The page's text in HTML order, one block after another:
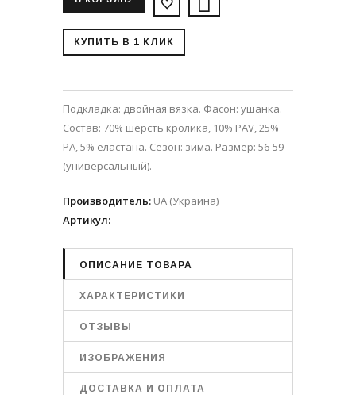
КУПИТЬ В 1 КЛИК
Подкладка: двойная вязка. Фасон: ушанка.
Состав: 70% шерсть кролика, 10% PAV, 25%
PA, 5% еластана. Сезон: зима. Размер: 56-59
(универсальный).
Производитель: UA (Украина)
Артикул:
ОПИСАНИЕ ТОВАРА
ХАРАКТЕРИСТИКИ
ОТЗЫВЫ
ИЗОБРАЖЕНИЯ
ДОСТАВКА И ОПЛАТА